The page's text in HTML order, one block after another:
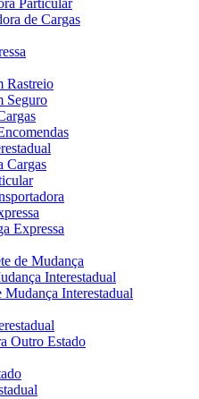
Particular
de Cargas
Rastreio
Seguro
Cargas
Expressa
de Mudança
Interestadual
Interestadual
Outro Estado